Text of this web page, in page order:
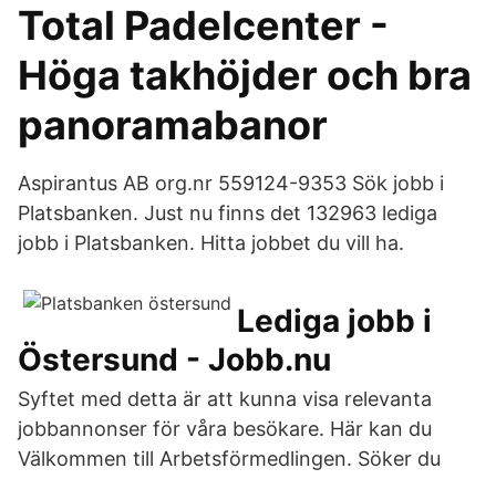
Total Padelcenter -
Höga takhöjder och bra
panoramabanor
Aspirantus AB org.nr 559124-9353 Sök jobb i
Platsbanken. Just nu finns det 132963 lediga
jobb i Platsbanken. Hitta jobbet du vill ha.
Lediga jobb i
Östersund - Jobb.nu
Syftet med detta är att kunna visa relevanta
jobbannonser för våra besökare. Här kan du
Välkommen till Arbetsförmedlingen. Söker du